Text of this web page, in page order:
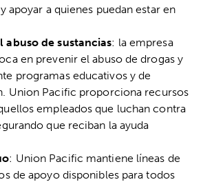
apoyar a quienes puedan estar en
abuso de sustancias: la empresa
en prevenir el abuso de drogas y
programas educativos y de
Union Pacific proporciona recursos
empleados que luchan contra
que reciban la ayuda
: Union Pacific mantiene líneas de
de apoyo disponibles para todos